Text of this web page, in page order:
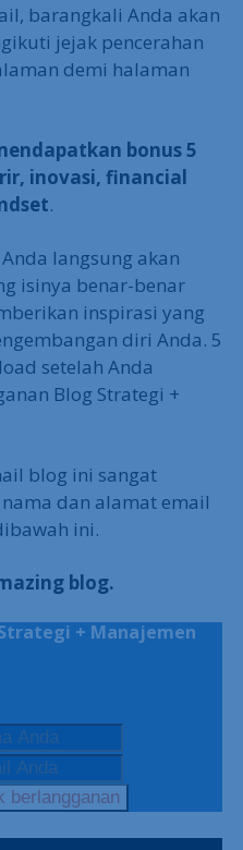
barangkali Anda akan
jejak pencerahan
demi halaman
bonus 5
inovasi, financial
.
langsung akan
isinya benar-benar
inspirasi yang
diri Anda. 5
setelah Anda
Blog Strategi +
blog ini sangat
dan alamat email
ini.
blog.
+ Manajemen